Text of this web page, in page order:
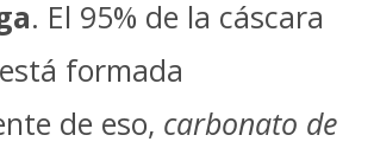
. El 95% de la cáscara
formada
de eso, carbonato de